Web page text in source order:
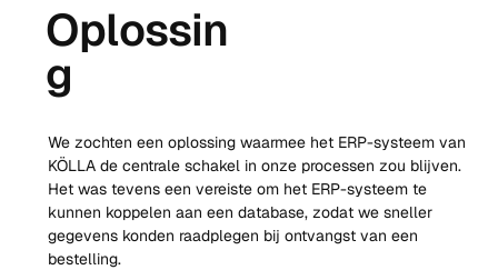
Oplossin
g
We zochten een oplossing waarmee het ERP-systeem van
KÖLLA de centrale schakel in onze processen zou blijven.
Het was tevens een vereiste om het ERP-systeem te
kunnen koppelen aan een database, zodat we sneller
gegevens konden raadplegen bij ontvangst van een
bestelling.